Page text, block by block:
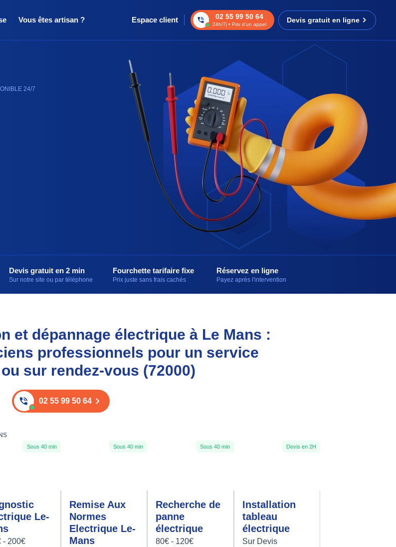
Vous êtes artisan ? Espace client 02 55 99 50 64
24h/7j • Prix d’un appel
Devis gratuit en ligne
24/7
Devis gratuit en 2 min
Sur notre site ou par téléphone
Fourchette tarifaire fixe
Prix juste sans frais cachés
Réservez en ligne
Payez après l'intervention
et dépannage électrique à Le Mans :
professionnels pour un service
sur rendez-vous (72000)
02 55 99 50 64
Sous 40 min
Le-
- 200€
Sous 40 min
Remise Aux
Normes
Electrique Le-
Mans
Sous 40 min
Recherche de
panne
électrique
80€ - 120€
Devis en 2H
Installation
tableau
électrique
Sur Devis